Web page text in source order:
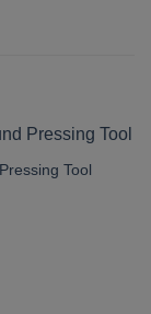
Tool